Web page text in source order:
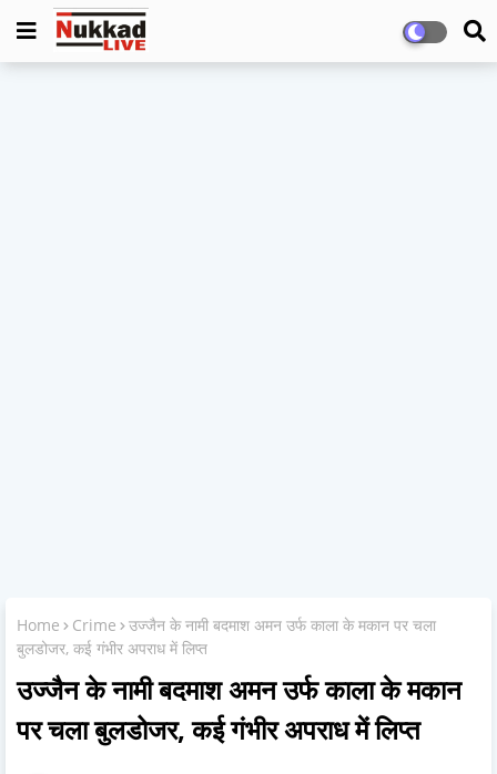
Home Crime
उज्जैन के नामी बदमाश अमन उर्फ काला के मकान पर चला
बुलडोजर, कई गंभीर अपराध में लिप्त
उज्जैन के नामी बदमाश अमन उर्फ काला के मकान
पर चला बुलडोजर, कई गंभीर अपराध में लिप्त